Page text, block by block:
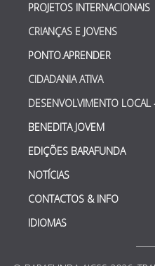
PROJETOS INTERNACIONAIS
CRIANÇAS E JOVENS
PONTO.APRENDER
CIDADANIA ATIVA
DESENVOLVIMENTO LOCAL
BENEDITA JOVEM
EDIÇÕES BARAFUNDA
NOTÍCIAS
CONTACTOS & INFO
IDIOMAS